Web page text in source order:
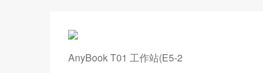
AnyBook T01 工作站(E5-2